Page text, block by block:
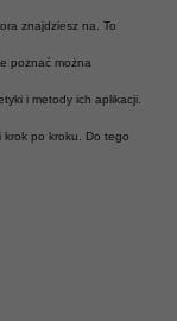
znajdziesz na . To
poznać można
i metody ich aplikacji.
krok po kroku. Do tego